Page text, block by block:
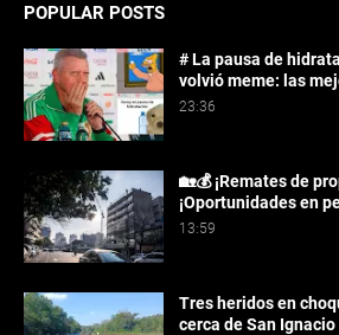
POPULAR POSTS
# La pausa de
volvió meme: las
23:36
🏡💰 ¡Remates de
¡Oportunidades en
13:59
Tres heridos en
cerca de San